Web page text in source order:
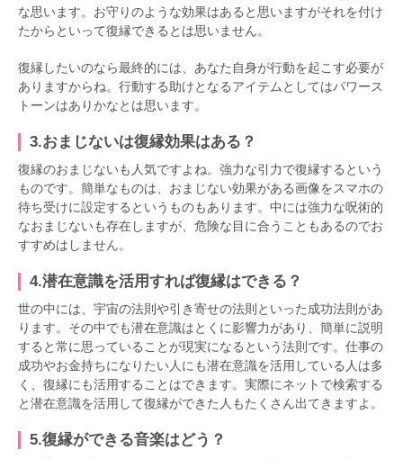
な思います。お守りのような効果はあると思いますがそれを付け
たからといって復縁できるとは思いません。
復縁したいのなら最終的には、あなた自身が行動を起こす必要が
ありますからね。行動する助けとなるアイテムとしてはパワース
トーンはありかなとは思います。
3.おまじないは復縁効果はある？
復縁のおまじないも人気ですよね。強力な引力で復縁するという
ものです。簡単なものは、おまじない効果がある画像をスマホの
待ち受けに設定するというものもあります。中には強力な呪術的
なおまじないも存在しますが、危険な目に合うこともあるのでお
すすめはしません。
4.潜在意識を活用すれば復縁はできる？
世の中には、宇宙の法則や引き寄せの法則といった成功法則があ
ります。その中でも潜在意識はとくに影響力があり、簡単に説明
すると常に思っていることが現実になるという法則です。仕事の
成功やお金持ちになりたい人にも潜在意識を活用している人は多
く、復縁にも活用することはできます。実際にネットで検索する
と潜在意識を活用して復縁ができた人もたくさん出てきますよ。
5.復縁ができる音楽はどう？